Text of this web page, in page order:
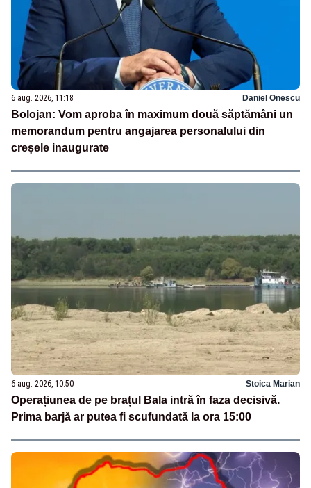
6 aug. 2026, 11:18 Daniel Onescu
Bolojan: Vom aproba în maximum două săptămâni un
memorandum pentru angajarea personalului din
creșele inaugurate
6 aug. 2026, 10:50 Stoica Marian
Operațiunea de pe brațul Bala intră în faza decisivă.
Prima barjă ar putea fi scufundată la ora 15:00